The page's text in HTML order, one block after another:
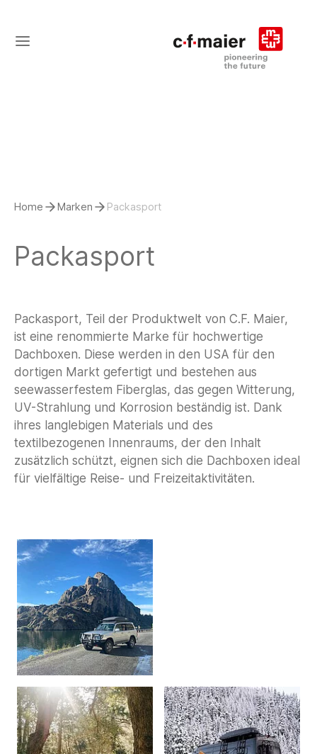
Home Marken Packasport
Packasport
Packasport, Teil der Produktwelt von C.F. Maier,
ist eine renommierte Marke für hochwertige
Dachboxen. Diese werden in den USA für den
dortigen Markt gefertigt und bestehen aus
seewasserfestem Fiberglas, das gegen Witterung,
UV-Strahlung und Korrosion beständig ist. Dank
ihres langlebigen Materials und des
textilbezogenen Innenraums, der den Inhalt
zusätzlich schützt, eignen sich die Dachboxen ideal
für vielfältige Reise- und Freizeitaktivitäten.